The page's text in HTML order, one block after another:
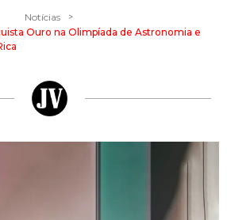
Notícias >
Ouro na Olimpíada de Astronomia e